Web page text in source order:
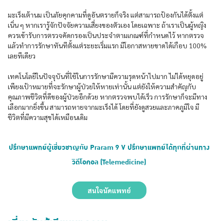
มะเร็งเต้านม เป็นภัยคุกคามที่ดูอันตรายก็จริง แต่สามารถป้องกันได้ตั้งแต่
เนิ่น ๆ หากเรารู้จักปัจจัยความเสี่ยงของตัวเอง โดยเฉพาะ ถ้าเราเป็นผู้หญิง
ควรเข้ารับการตรวจคัดกรองเป็นประจำตามเกณฑ์ที่กำหนดไว้ หากตรวจ
แล้วทำการรักษาทันทีตั้งแต่ระยะเริ่มแรก มีโอกาสหายขาดได้เกือบ 100%
เลยทีเดียว
เทคโนโลยีในปัจจุบันที่ใช้ในการรักษามีความรุดหน้าไปมาก ไม่ได้หยุดอยู่
เพียงเป้าหมายที่จะรักษาผู้ป่วยให้หายเท่านั้น แต่ยังให้ความสำคัญกับ
คุณภาพชีวิตที่ดีของผู้ป่วยอีกด้วย หากตรวจพบได้เร็ว การรักษาก็จะมีทาง
เลือกมากยิ่งขึ้น สามารถหายจากมะเร็งได้ โดยที่ยังดูสวยและภาคภูมิใจ มี
ชีวิตที่มีความสุขได้เหมือนเดิม
ปรึกษาแพทย์ผู้เชี่ยวชาญกับ Praram 9 V ปรึกษาแพทย์ได้ทุกที่ผ่านทาง
วิดีโอคอล (Telemedicine)
สนใจนัดแพทย์